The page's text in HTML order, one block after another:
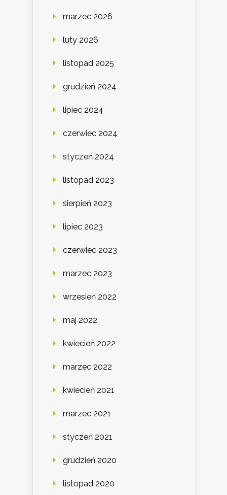
marzec 2026
luty 2026
listopad 2025
grudzień 2024
lipiec 2024
czerwiec 2024
styczeń 2024
listopad 2023
sierpień 2023
lipiec 2023
czerwiec 2023
marzec 2023
wrzesień 2022
maj 2022
kwiecień 2022
marzec 2022
kwiecień 2021
marzec 2021
styczeń 2021
grudzień 2020
listopad 2020